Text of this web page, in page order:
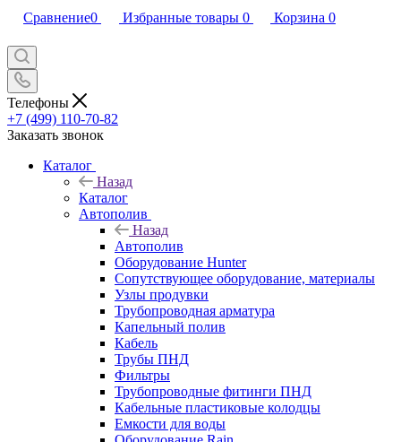
Сравнение0 Избранные товары 0 Корзина 0
Телефоны
+7 (499) 110-70-82
Заказать звонок
Каталог
Назад
Каталог
Автополив
Назад
Автополив
Оборудование Hunter
Сопутствующее оборудование, материалы
Узлы продувки
Трубопроводная арматура
Капельный полив
Кабель
Трубы ПНД
Фильтры
Трубопроводные фитинги ПНД
Кабельные пластиковые колодцы
Емкости для воды